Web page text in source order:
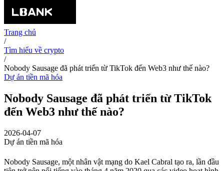
Trang chủ
/
Tìm hiểu về crypto
/
Nobody Sausage đã phát triển từ TikTok đến Web3 như thế nào?
Dự án tiền mã hóa
Nobody Sausage đã phát triển từ TikTok
đến Web3 như thế nào?
2026-04-07
Dự án tiền mã hóa
Nobody Sausage, một nhân vật mạng do Kael Cabral tạo ra, lần đầu